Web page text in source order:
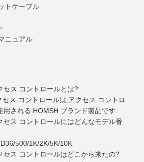
トケーブル
ニュアル
セス コントロールとは?
ス コントロールは,アクセス コントロ
用される HOMSH ブランド製品です.
セス コントロールにはどんなモデル番
500/1K/2K/5K/10K
セス コントロールはどこから来たの?